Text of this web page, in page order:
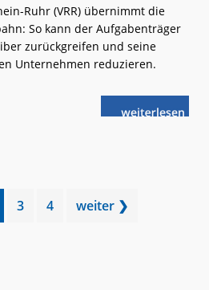
Ruhr (VRR) übernimmt die
So kann der Aufgabenträger
zurückgreifen und seine
Unternehmen reduzieren.
weiterlese
nNeuer
Go
3
Go
4 weiter ❯